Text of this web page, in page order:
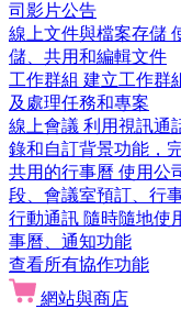
司影片公告
線上文件與檔案存儲
儲、共用和編輯文件
工作群組 建立工作群
及處理任務和專案
線上會議 利用視訊通
錄和自訂背景功能，
共用的行事曆 使用公
段、會議室預訂、行
行動通訊 隨時隨地使
事曆、通知功能
查看所有協作功能
網站與商店